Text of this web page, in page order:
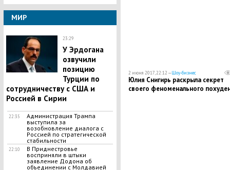
МИР
23:29
У Эрдогана
озвучили
позицию
Турции по
сотрудничеству с США и
Россией в Сирии
22:35
Администрация Трампа
выступила за
возобновление диалога с
Россией по стратегической
стабильности
22:10
В Приднестровье
восприняли в штыки
заявление Додона об
объединении с Молдавией
2 июня 2017, 22:12 —Шоу-бизнес
Юлия Снигирь раскрыла секрет
своего феноменального